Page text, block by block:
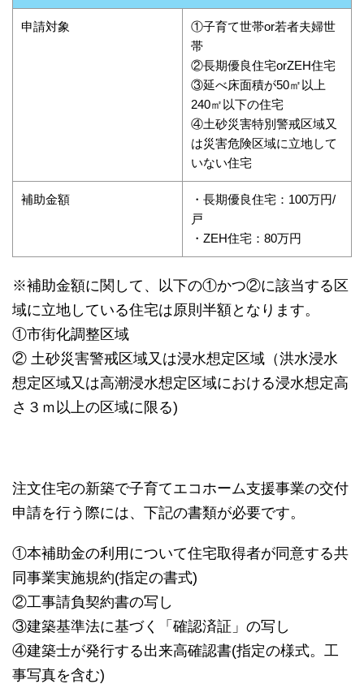
申請対象
①子育て世帯or若者夫婦世
帯
②長期優良住宅orZEH住宅
③延べ床面積が50㎡以上
240㎡以下の住宅
④土砂災害特別警戒区域又
は災害危険区域に立地して
いない住宅
補助金額
・長期優良住宅：100万円/
戸
・ZEH住宅：80万円
※補助金額に関して、以下の①かつ②に該当する区
域に立地している住宅は原則半額となります。
①市街化調整区域
② 土砂災害警戒区域又は浸水想定区域（洪水浸水
想定区域又は高潮浸水想定区域における浸水想定高
さ３ｍ以上の区域に限る)
注文住宅の新築で子育てエコホーム支援事業の交付
申請を行う際には、下記の書類が必要です。
①本補助金の利用について住宅取得者が同意する共
同事業実施規約(指定の書式)
②工事請負契約書の写し
③建築基準法に基づく「確認済証」の写し
④建築士が発行する出来高確認書(指定の様式。工
事写真を含む)